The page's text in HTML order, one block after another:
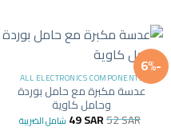
-6%
ALL ELECTRONICS COMPONENTS
عدسة مكبرة مع حامل بوردة
وحامل كاوية
52SAR
49SAR شامل الضريبة